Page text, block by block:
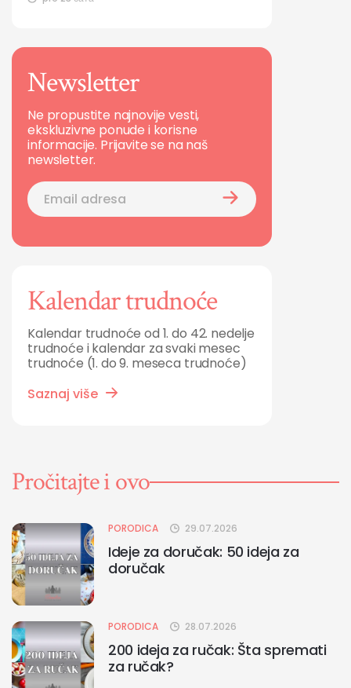
Newsletter
Ne propustite najnovije vesti,
ekskluzivne ponude i korisne
informacije. Prijavite se na naš
newsletter.
Kalendar trudnoće
Kalendar trudnoće od 1. do 42. nedelje
trudnoće i kalendar za svaki mesec
trudnoće (1. do 9. meseca trudnoće)
Saznaj više
Pročitajte i ovo
PORODICA 29.07.2026
Ideje za doručak: 50 ideja za
doručak
PORODICA 28.07.2026
200 ideja za ručak: Šta spremati
za ručak?